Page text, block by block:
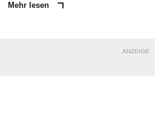
Mehr lesen
ANZEIGE